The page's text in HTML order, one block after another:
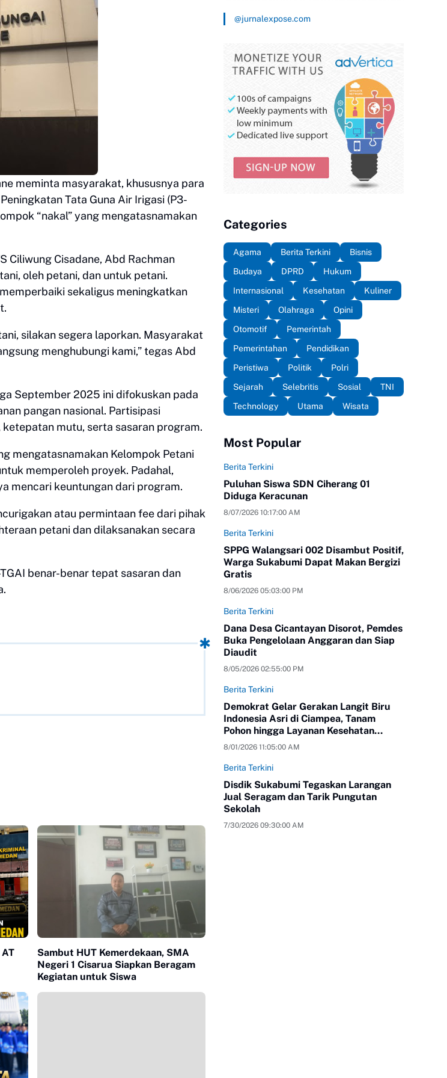
meminta masyarakat, khususnya para
Tata Guna Air Irigasi (P3-
“nakal” yang mengatasnamakan
Ciliwung Cisadane, Abd Rachman
oleh petani, dan untuk petani.
sekaligus meningkatkan
silakan segera laporkan. Masyarakat
menghubungi kami,” tegas Abd
September 2025 ini difokuskan pada
pangan nasional. Partisipasi
mutu, serta sasaran program.
mengatasnamakan Kelompok Petani
memperoleh proyek. Padahal,
mencari keuntungan dari program.
atau permintaan fee dari pihak
petani dan dilaksanakan secara
benar-benar tepat sasaran dan
AT
Sambut HUT Kemerdekaan, SMA
Negeri 1 Cisarua Siapkan Beragam
Kegiatan untuk Siswa
@jurnalexpose.com
Categories
Agama Berita Terkini
Bisnis
Budaya
DPRD
Hukum
Internasional
Kesehatan
Kuliner
Misteri
Olahraga
Opini
Otomotif
Pemerintah
Pemerintahan
Pendidikan
Peristiwa
Politik
Polri
Sejarah
Selebritis Sosial
TNI
Technology
Utama Wisata
Most Popular
Berita Terkini
Puluhan Siswa SDN Ciherang 01
Diduga Keracunan
8/07/2026 10:17:00 AM
Berita Terkini
SPPG Walangsari 002 Disambut Positif,
Warga Sukabumi Dapat Makan Bergizi
Gratis
8/06/2026 05:03:00 PM
Berita Terkini
Dana Desa Cicantayan Disorot, Pemdes
Buka Pengelolaan Anggaran dan Siap
Diaudit
8/05/2026 02:55:00 PM
Berita Terkini
Demokrat Gelar Gerakan Langit Biru
Indonesia Asri di Ciampea, Tanam
Pohon hingga Layanan Kesehatan
Gratis
8/01/2026 11:05:00 AM
Berita Terkini
Disdik Sukabumi Tegaskan Larangan
Jual Seragam dan Tarik Pungutan
Sekolah
7/30/2026 09:30:00 AM